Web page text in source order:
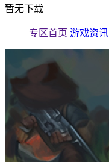
暂无下载
专区首页 游戏资讯